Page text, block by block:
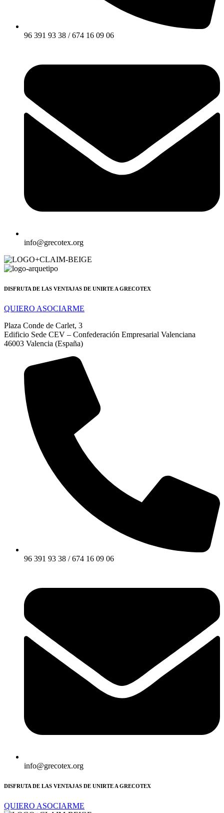
96 391 93 38 / 674 16 09 06
info@grecotex.org
DISFRUTA DE LAS VENTAJAS DE UNIRTE A GRECOTEX
QUIERO ASOCIARME
Plaza Conde de Carlet, 3
Edificio Sede CEV – Confederación Empresarial Valenciana
46003 Valencia (España)
96 391 93 38 / 674 16 09 06
info@grecotex.org
DISFRUTA DE LAS VENTAJAS DE UNIRTE A GRECOTEX
QUIERO ASOCIARME